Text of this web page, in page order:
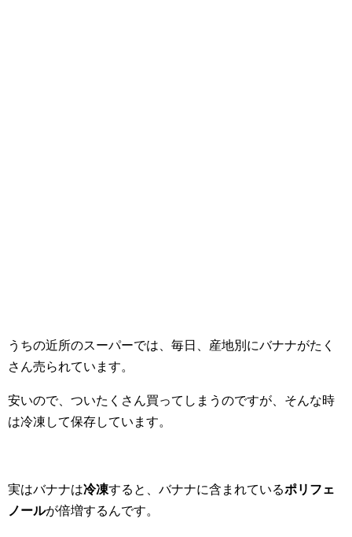
うちの近所のスーパーでは、毎日、産地別にバナナがたく
さん売られています。
安いので、ついたくさん買ってしまうのですが、そんな時
は冷凍して保存しています。
実はバナナは冷凍すると、バナナに含まれているポリフェ
ノールが倍増するんです。